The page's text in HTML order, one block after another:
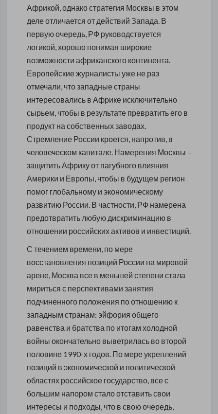
Африкой, однако стратегия Москвы в этом
деле отличается от действий Запада. В
первую очередь, РФ руководствуется
логикой, хорошо понимая широкие
возможности африканского континента.
Европейские журналисты уже не раз
отмечали, что западные страны
интересовались в Африке исключительно
сырьем, чтобы в результате превратить его в
продукт на собственных заводах.
Стремление России кроется, напротив, в
человеческом капитале. Намерения Москвы –
защитить Африку от пагубного влияния
Америки и Европы, чтобы в будущем регион
помог глобальному и экономическому
развитию России. В частности, РФ намерена
предотвратить любую дискриминацию в
отношении российских активов и инвестиций.
С течением времени, по мере
восстановления позиций России на мировой
арене, Москва все в меньшей степени стала
мириться с перспективами занятия
подчиненного положения по отношению к
западным странам: эйфория общего
равенства и братства по итогам холодной
войны окончательно выветрилась во второй
половине 1990-х годов. По мере укреплений
позиций в экономической и политической
областях российское государство, все с
большим напором стало отставить свои
интересы и подходы, что в свою очередь,